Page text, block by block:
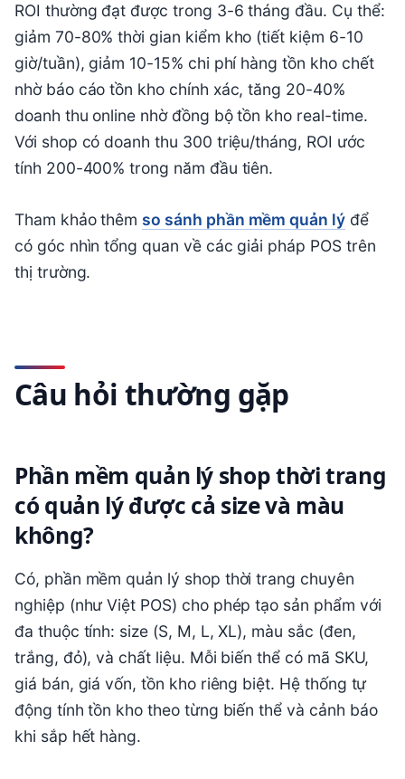
ROI thường đạt được trong 3-6 tháng đầu. Cụ thể:
giảm 70-80% thời gian kiểm kho (tiết kiệm 6-10
giờ/tuần), giảm 10-15% chi phí hàng tồn kho chết
nhờ báo cáo tồn kho chính xác, tăng 20-40%
doanh thu online nhờ đồng bộ tồn kho real-time.
Với shop có doanh thu 300 triệu/tháng, ROI ước
tính 200-400% trong năm đầu tiên.
Tham khảo thêmso sánh phần mềm quản lýđể
có góc nhìn tổng quan về các giải pháp POS trên
thị trường.
Câu hỏi thường gặp
Phần mềm quản lý shop thời trang
có quản lý được cả size và màu
không?
Có, phần mềm quản lý shop thời trang chuyên
nghiệp (như Việt POS) cho phép tạo sản phẩm với
đa thuộc tính: size (S, M, L, XL), màu sắc (đen,
trắng, đỏ), và chất liệu. Mỗi biến thể có mã SKU,
giá bán, giá vốn, tồn kho riêng biệt. Hệ thống tự
động tính tồn kho theo từng biến thể và cảnh báo
khi sắp hết hàng.